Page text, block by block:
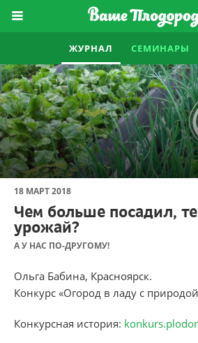
ЖУРНАЛ СЕМИНАРЫ
18 МАРТ 2018
Чем больше посадил,
урожай?
А У НАС ПО-ДРУГОМУ!
Ольга Бабина, Красноярск.
Конкурс «Огород в ладу с
Конкурсная история: